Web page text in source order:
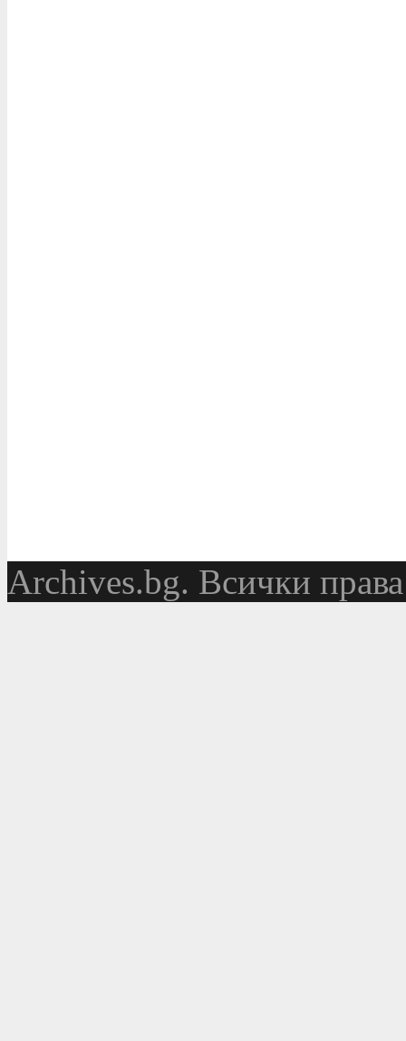
Аrchives.bg. Всички права